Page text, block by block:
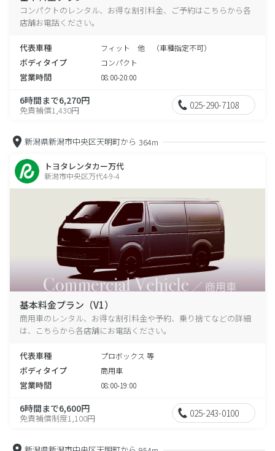
コンパクトのレンタル、お得な割引料金、ご予約はこちらから各
店舗お電話ください。
代表車種 フィット 他 （車種指定不可）
ボディタイプ コンパクト
営業時間 08:00-20:00
6時間まで6,270円
免責補償1,430円 025-290-7108
新潟県新潟市中央区天明町から 364m
トヨタレンタカー万代
新潟市中央区万代4-9-4
基本料金プラン（V1）
商用車のレンタル、お得な割引料金や予約、乗り捨てなどの詳細
は、こちらから各店舗にお電話ください。
代表車種 プロボックス 等
ボディタイプ 商用車
営業時間 08:00-19:00
6時間まで6,600円
免責補償制度1,100円 025-243-0100